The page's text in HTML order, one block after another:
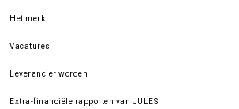
Het merk
Vacatures
Leverancier worden
Extra-financiële rapporten van JULES